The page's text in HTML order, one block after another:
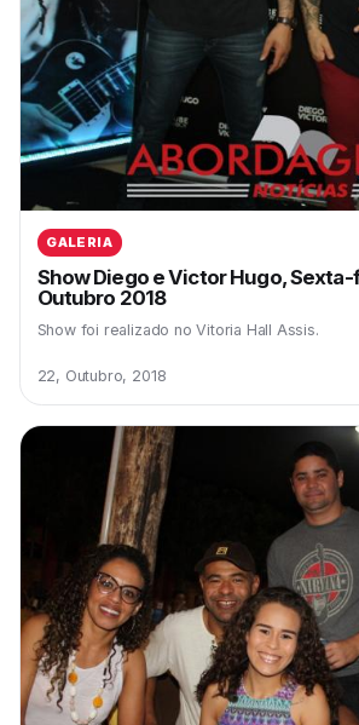
GALERIA
Show Diego e Victor Hugo, Sexta-
Outubro 2018
Show foi realizado no Vitoria Hall Assis.
22, Outubro, 2018